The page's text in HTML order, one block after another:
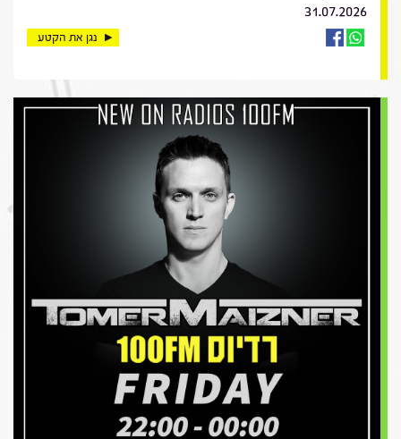
31.07.2026
נגן את הקטע